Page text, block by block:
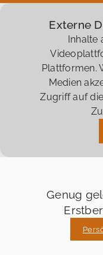
Externe
Inhalte
Plattformen.
Medien
Zugriff auf
Genug